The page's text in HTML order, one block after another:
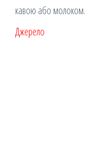
кавою або молоком.
Джерело